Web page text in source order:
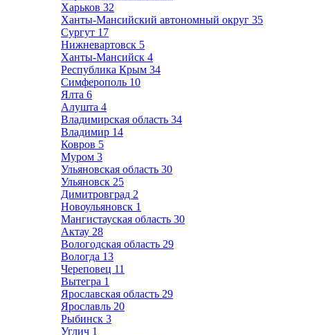
Харьков 32
Ханты-Мансийский автономный округ 35
Сургут 17
Нижневартовск 5
Ханты-Мансийск 4
Республика Крым 34
Симферополь 10
Ялта 6
Алушта 4
Владимирская область 34
Владимир 14
Ковров 5
Муром 3
Ульяновская область 30
Ульяновск 25
Димитровград 2
Новоульяновск 1
Мангистауская область 30
Актау 28
Вологодская область 29
Вологда 13
Череповец 11
Вытегра 1
Ярославская область 29
Ярославль 20
Рыбинск 3
Углич 1